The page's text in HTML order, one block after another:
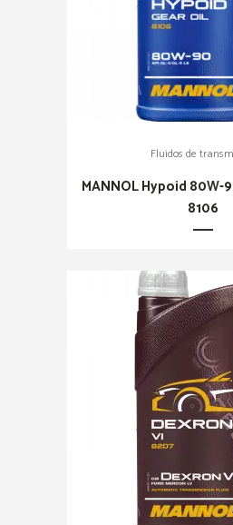
Fluidos de
MANNOL Hypoid 80W-
8106